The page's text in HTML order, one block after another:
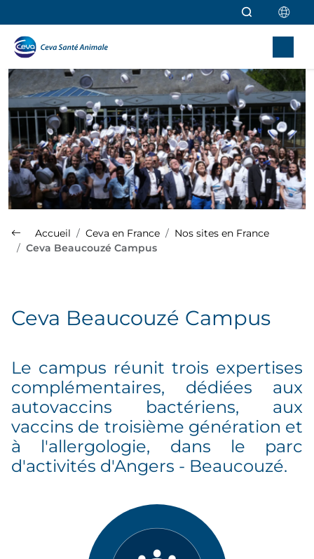
Accueil Ceva en France
Nos sites en France
Ceva Beaucouzé Campus
Ceva Beaucouzé Campus
Le campus réunit trois expertises
complémentaires, dédiées aux
autovaccins bactériens, aux
vaccins de troisième génération et
à l'allergologie, dans le parc
d'activités d'Angers - Beaucouzé.